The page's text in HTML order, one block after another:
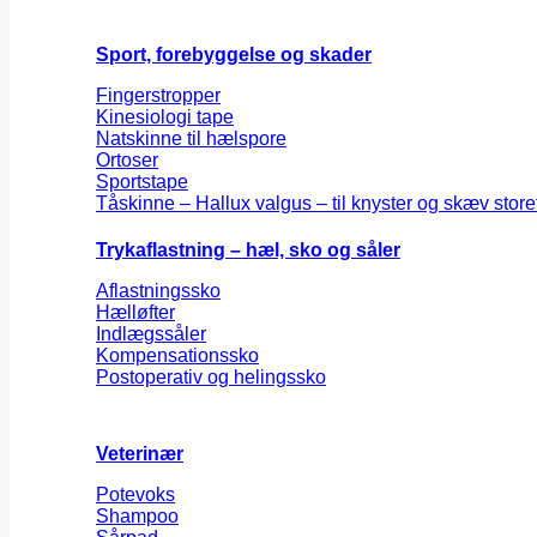
Sport, forebyggelse og skader
Fingerstropper
Kinesiologi tape
Natskinne til hælspore
Ortoser
Sportstape
Tåskinne – Hallux valgus – til knyster og skæv
Trykaflastning – hæl, sko og såler
Aflastningssko
Hælløfter
Indlægssåler
Kompensationssko
Postoperativ og helingssko
Veterinær
Potevoks
Shampoo